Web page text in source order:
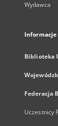
Wydawca
Informacje
Biblioteka
Federacja
Uczestnicy